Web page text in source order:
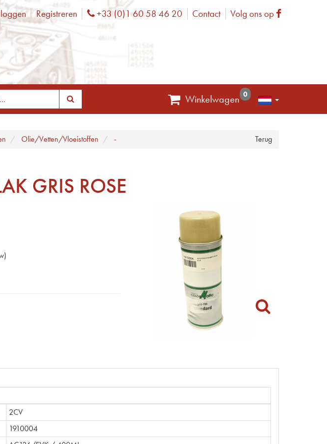
Registreren Phone
+33 (0)1 60 58 46 20 Contact Volg ons op Facebook
Winkelwagen 0
Terug
Olie/Vetten/Vloeistoffen -
GRIS ROSE
)
2CV
1910004